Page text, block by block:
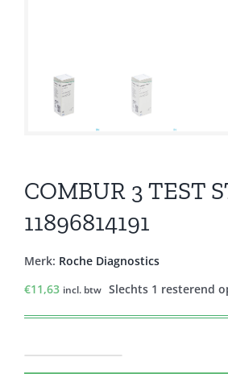
COMBUR 3 TEST
11896814191
Merk: Roche Diagnostics
€11,63 incl. btw Slechts 1 resterend